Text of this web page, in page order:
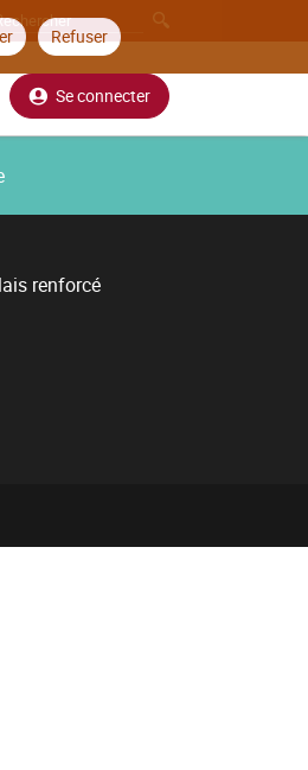
Refuser
Se connecter
renforcé